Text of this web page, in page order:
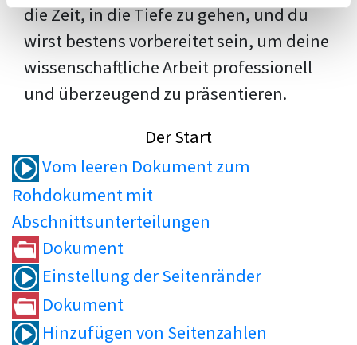
die Zeit, in die Tiefe zu gehen, und du
wirst bestens vorbereitet sein, um deine
wissenschaftliche Arbeit professionell
und überzeugend zu präsentieren.
Der Start
Vom leeren Dokument zum
Rohdokument mit
Abschnittsunterteilungen
Dokument
Einstellung der Seitenränder
Dokument
Hinzufügen von Seitenzahlen